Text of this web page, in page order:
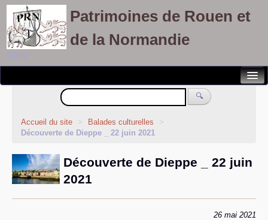
Patrimoines de Rouen et
de la Normandie
PRN
Notre association
Randonnées patrimoines
Visites découvertes
Balades culturelles
Rallyes pédestres
🔍
Accueil du site > Balades culturelles
>
Découverte de Dieppe _ 22 juin 2021
Découverte de Dieppe _ 22 juin
2021
26 mai 2021